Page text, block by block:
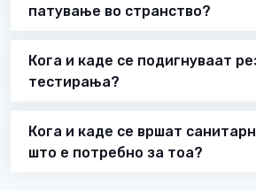
патување во странство?
Кога и каде се подигнуваат
тестирања?
Кога и каде се вршат
што е потребно за тоа?